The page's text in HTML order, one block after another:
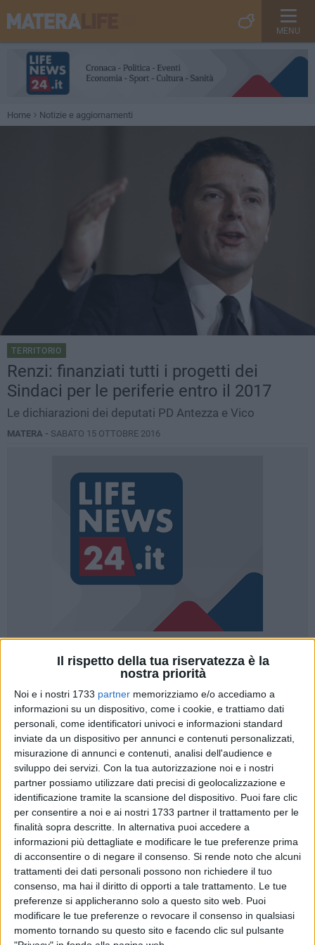
Il rispetto della tua riservatezza è la
nostra priorità
Noi e i nostri 1733 partner memorizziamo e/o accediamo a
informazioni su un dispositivo, come i cookie, e trattiamo dati
personali, come identificatori univoci e informazioni standard
inviate da un dispositivo per annunci e contenuti personalizzati,
misurazione di annunci e contenuti, analisi dell'audience e
sviluppo dei servizi. Con la tua autorizzazione noi e i nostri
partner possiamo utilizzare dati precisi di geolocalizzazione e
identificazione tramite la scansione del dispositivo. Puoi fare clic
per consentire a noi e ai nostri 1733 partner il trattamento per le
finalità sopra descritte. In alternativa puoi accedere a
informazioni più dettagliate e modificare le tue preferenze prima
di acconsentire o di negare il consenso. Si rende noto che alcuni
trattamenti dei dati personali possono non richiedere il tuo
consenso, ma hai il diritto di opporti a tale trattamento. Le tue
preferenze si applicheranno solo a questo sito web. Puoi
modificare le tue preferenze o revocare il consenso in qualsiasi
momento tornando su questo sito e facendo clic sul pulsante
MENU
Home Notizie e aggiornamenti
TERRITORIO
Renzi: finanziati tutti i progetti dei
Sindaci per le periferie entro il 2017
Le dichiarazioni dei deputati PD Antezza e Vico
MATERA - SABATO 15 OTTOBRE 2016
"Il premier Matteo Renzi, parlando con i sindaci dell'ANCI a
Bari, ha annunciato che 'Tutti i progetti presentati dai
Comuni sulle periferie saranno finanziati entro il 2017' . Per
le periferie italiane nel 2016, il Governo aveva messo a
disposizione 500 milioni di euro". Questo è quanto
affermano i deputati PD Maria Antezza e Ludovico Vico.
"I Sindaci hanno presentato progetti per 2,1 miliardi di euro.
Bene ha fatto il Presidente del Consiglio, Matteo Renzi, ad
annunciare che entro il 2017 saranno finanziati tutti i
progetti presentati dai Comuni sulle periferie", tra i quali
rientreranno quelli presentati per la città di Matera e Potenza,
di Taranto e le rimanenti città pugliesi.
"Investire ed intervenire nelle periferie delle nostre grandi e
medie città significa - concludono gli Onorevoli - attivare una